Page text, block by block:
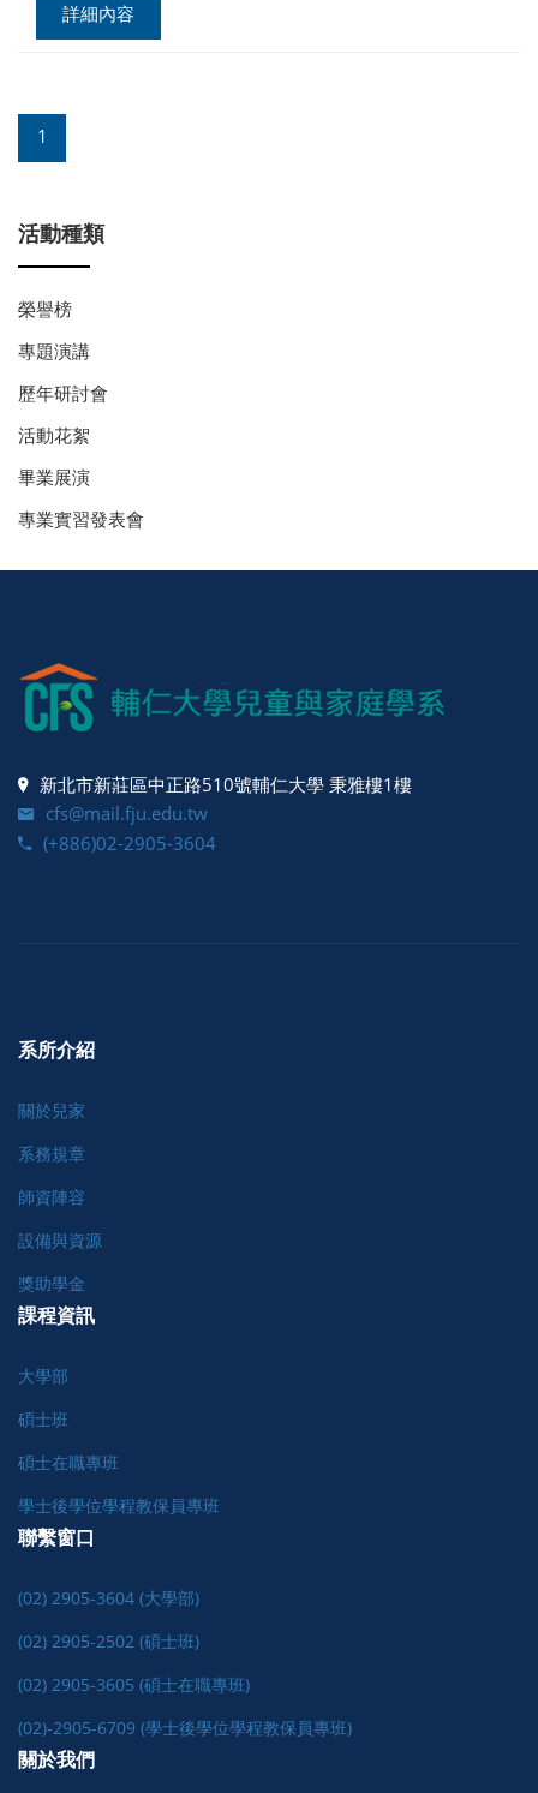
詳細內容
1
活動種類
榮譽榜
專題演講
歷年研討會
活動花絮
畢業展演
專業實習發表會
新北市新莊區中正路510號輔仁大學 秉雅樓1樓
cfs@mail.fju.edu.tw
(+886)02-2905-3604
系所介紹
關於兒家
系務規章
師資陣容
設備與資源
獎助學金
課程資訊
大學部
碩士班
碩士在職專班
學士後學位學程教保員專班
聯繫窗口
(02) 2905-3604 (大學部)
(02) 2905-2502 (碩士班)
(02) 2905-3605 (碩士在職專班)
(02)-2905-6709 (學士後學位學程教保員專班)
關於我們